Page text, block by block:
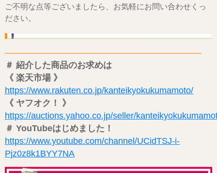
ご不明な点等ございましたら、お気軽にお問い合わせくっ
ださい。
——————————————————————–
＃ 紹介した商品のお求めは
《 楽天市場 》
https://www.rakuten.co.jp/kanteikyokukumamoto/
《 ヤフオク！ 》
https://auctions.yahoo.co.jp/seller/
＃ YouTubeはじめました！
https://www.youtube.com/channel/UCidTSJ-i-
Pjz0z8k1BYY7NA